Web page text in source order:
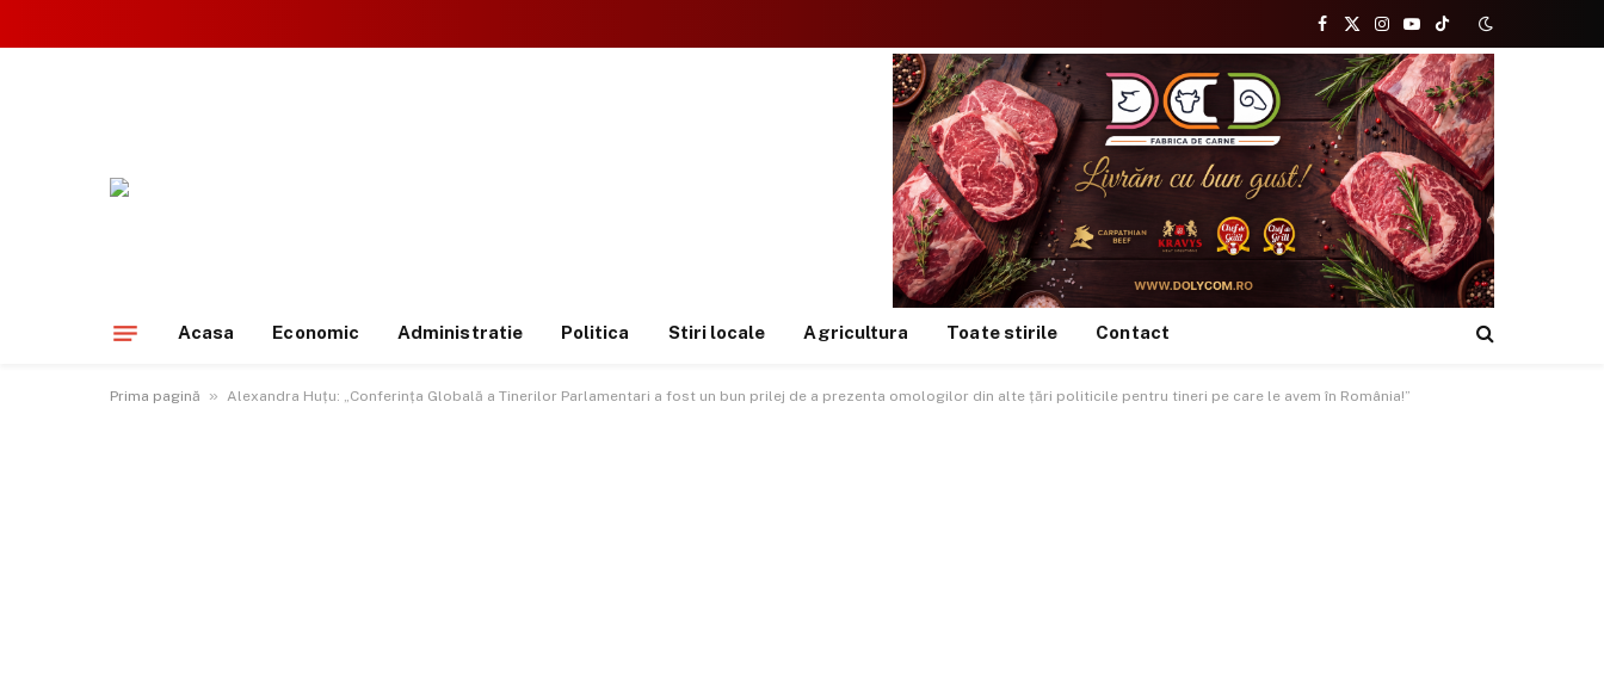
Facebook
X
(Twitter)
Instagram
YouTubeTikTok
Acasa Economic Administratie Politica Stiri locale Agricultura Toate stirile Contact
Prima pagină » Alexandra Huțu: „Conferința Globală a Tinerilor Parlamentari a fost un bun prilej de a prezenta omologilor din alte țări politicile pentru tineri pe care le avem în România!”